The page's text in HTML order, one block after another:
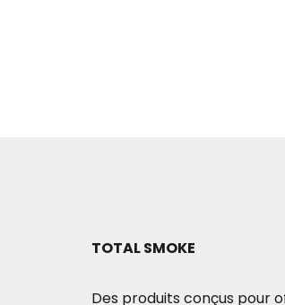
TOTAL SMOKE
Des produits conçus pour